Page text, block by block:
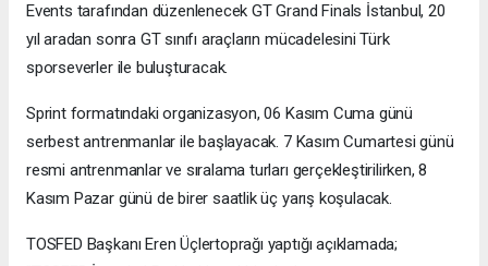
Events tarafından düzenlenecek GT Grand Finals İstanbul, 20
yıl aradan sonra GT sınıfı araçların mücadelesini Türk
sporseverler ile buluşturacak.
Sprint formatındaki organizasyon, 06 Kasım Cuma günü
serbest antrenmanlar ile başlayacak. 7 Kasım Cumartesi günü
resmi antrenmanlar ve sıralama turları gerçekleştirilirken, 8
Kasım Pazar günü de birer saatlik üç yarış koşulacak.
TOSFED Başkanı Eren Üçlertoprağı yaptığı açıklamada;